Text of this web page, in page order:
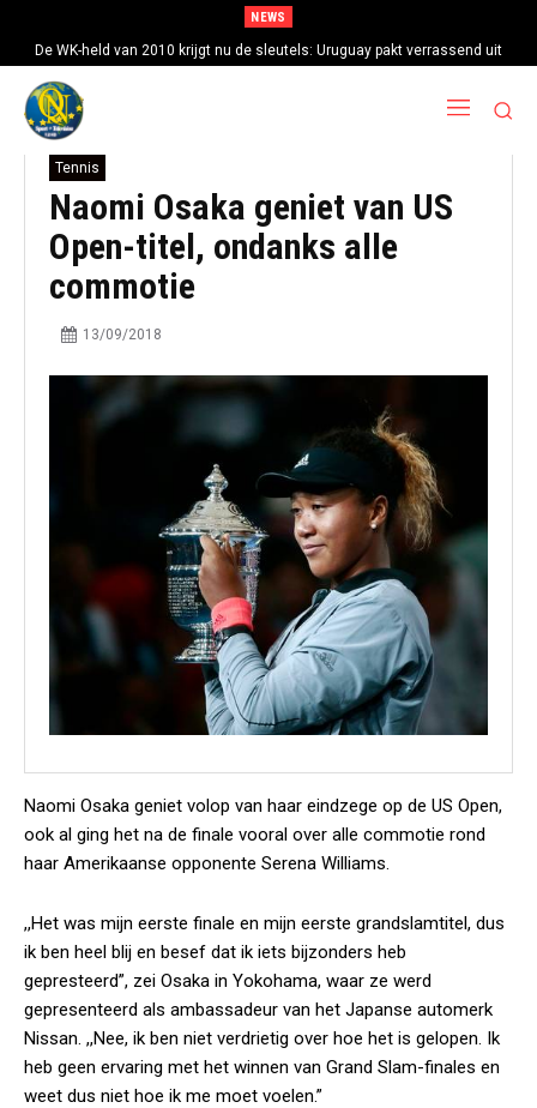
NEWS
De WK-held van 2010 krijgt nu de sleutels: Uruguay pakt verrassend uit
met Diego Forlan als nieuwe bondscoach
Tennis
Naomi Osaka geniet van US
Open-titel, ondanks alle
commotie
13/09/2018
Naomi Osaka geniet volop van haar eindzege op de US Open,
ook al ging het na de finale vooral over alle commotie rond
haar Amerikaanse opponente Serena Williams.
,,Het was mijn eerste finale en mijn eerste grandslamtitel, dus
ik ben heel blij en besef dat ik iets bijzonders heb
gepresteerd”, zei Osaka in Yokohama, waar ze werd
gepresenteerd als ambassadeur van het Japanse automerk
Nissan. ,,Nee, ik ben niet verdrietig over hoe het is gelopen. Ik
heb geen ervaring met het winnen van Grand Slam-finales en
weet dus niet hoe ik me moet voelen.”